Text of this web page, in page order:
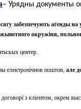
– Урядны документы
забезпечують аґенды
окружіня,
центер.
електронічнов поштов, але
з кліентом, окрем